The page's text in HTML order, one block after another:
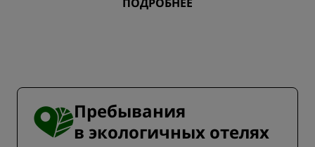
Пребывания
в экологичных отелях